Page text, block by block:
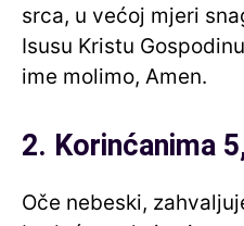
srca, u većoj mjeri
Isusu Kristu
ime molimo, Amen.
2. Korinćanima
Oče nebeski,